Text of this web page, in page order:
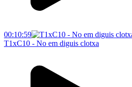
00:10:59
T1xC10 - No em diguis clotxa